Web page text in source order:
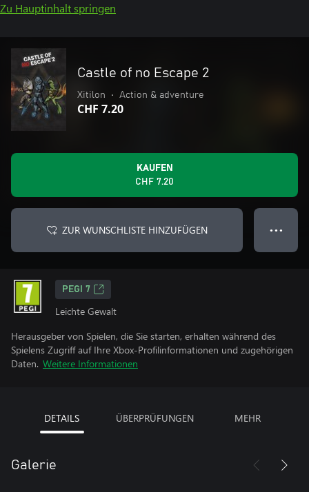
Zu Hauptinhalt springen
Castle of no Escape 2
Xitilon • Action & adventure
CHF 7.20
KAUFEN
CHF 7.20
ZUR WUNSCHLISTE HINZUFÜGEN ● ● ●
PEGI 7
Leichte Gewalt
Herausgeber von Spielen, die Sie starten, erhalten während des
Spielens Zugriff auf Ihre Xbox-Profilinformationen und zugehörigen
Daten. Weitere Informationen
DETAILS ÜBERPRÜFUNGEN MEHR
Galerie